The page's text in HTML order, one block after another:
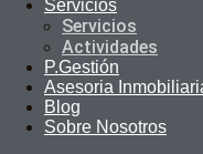
Servicios
Servicios
Actividades
P.Gestión
Asesoria
Blog
Sobre Nosotros